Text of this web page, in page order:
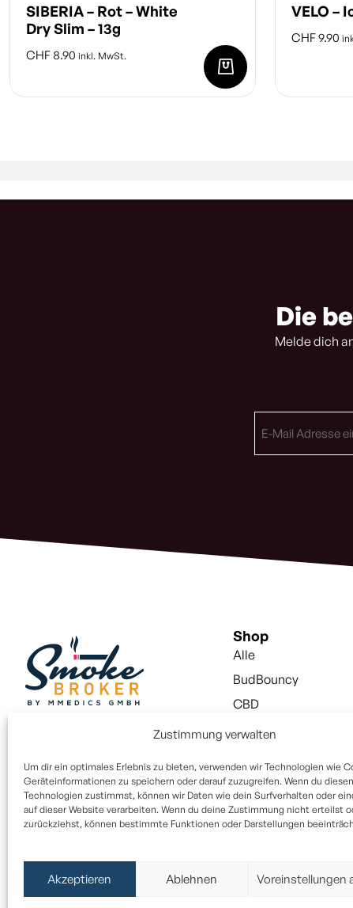
Zustimmung verwalten
Um dir ein optimales Erlebnis zu bieten, verwenden wir Technologien wie
Geräteinformationen zu speichern oder darauf zuzugreifen. Wenn du diesen
Technologien zustimmst, können wir Daten wie dein Surfverhalten oder
auf dieser Website verarbeiten. Wenn du deine Zustimmung nicht erteilst
zurückziehst, können bestimmte Funktionen oder Darstellungen
Akzeptieren Ablehnen Voreinstellungen
SIBERIA – Rot – White
Dry Slim – 13g
CHF 8.90 inkl. MwSt.
VELO –
CHF9.90
Die
Melde dich
Mail
Shop
Alle
BudBouncy
CBD
Snus
Vapes Liquid
Aktivkohlefilter
Paper / Filter